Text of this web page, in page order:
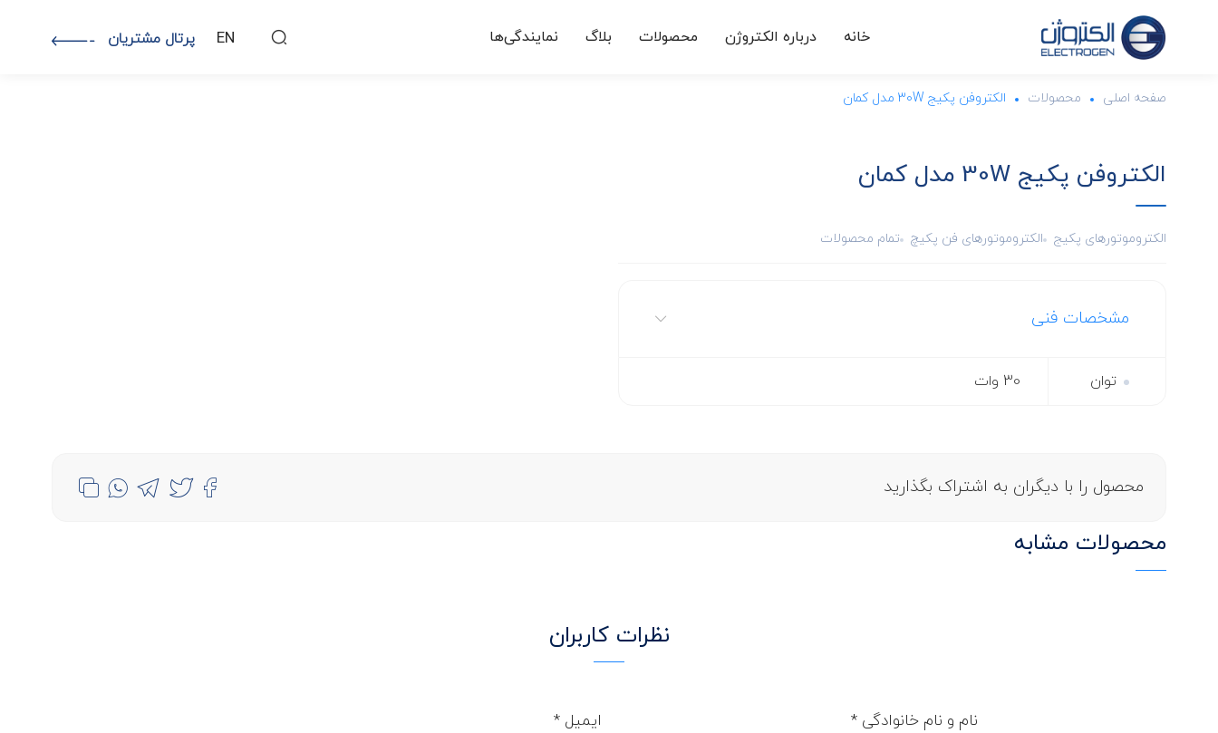
خانه درباره الکتروژن محصولات بلاگ نمایندگی‌ها EN پرتال مشتریان
صفحه اصلی محصولات الکتروفن پکیج 30W مدل کمان
الکتروفن پکیج 30W مدل کمان
الکتروموتورهای پکیج الکتروموتورهای فن پکیچ تمام محصولات
مشخصات فنی
توان 30 وات
محصول را با دیگران به اشتراک بگذارید
محصولات مشابه
نظرات کاربران
نام و نام خانوادگی* ایمیل*